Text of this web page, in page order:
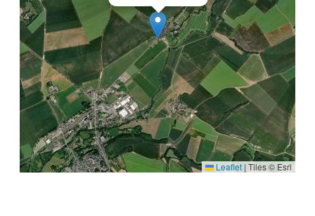
Leaflet | Tiles © Esri